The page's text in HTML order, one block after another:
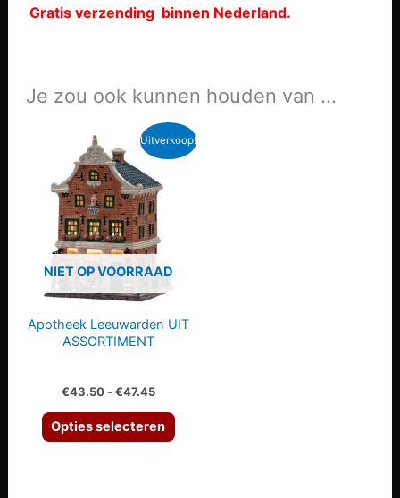
Gratis verzending binnen Nederland.
Je zou ook kunnen houden van …
Uitverkoop!
NIET OP VOORRAAD
Apotheek Leeuwarden UIT
ASSORTIMENT
€43.50 -€47.45Prijsklasse:
tot
€47.45
Opties selecteren
Dit
product